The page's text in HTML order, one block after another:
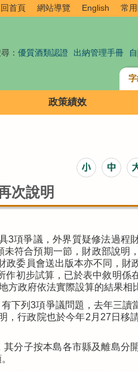
回首頁 網站導覽 English 常
： 優質酒類認證 出納管理手冊
政策績效
次說明
3項爭議，外界質疑修法過程
符合預期一節，財政部說明
委員會送出版本亦不同，財
初步試算，已於表中敘明係
政府依法實際設算的結果相
下列3項爭議問題，去年三讀
行政院也於今年2月27日移
分子按本島各市縣及離島分